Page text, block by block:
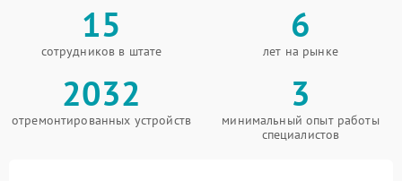
15
сотрудников в штате
6
лет на рынке
2032
отремонтированных устройств
3
минимальный опыт работы
специалистов